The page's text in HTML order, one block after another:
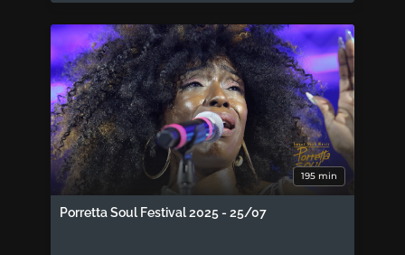
195 min
Porretta Soul Festival 2025 - 25/07